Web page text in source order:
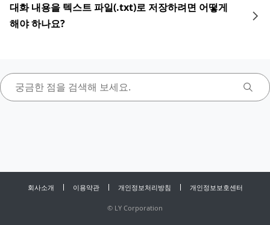
대화 내용을 텍스트 파일(.txt)로 저장하려면 어떻게
해야 하나요?
회사소개 이용약관 개인정보처리방침 개인정보보호센터
© LY Corporation